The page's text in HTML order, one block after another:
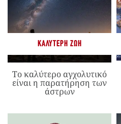
ΚΑΛΎΤΕΡΗ ΖΩΉ
Το καλύτερο αγχολυτικό
είναι η παρατήρηση των
άστρων